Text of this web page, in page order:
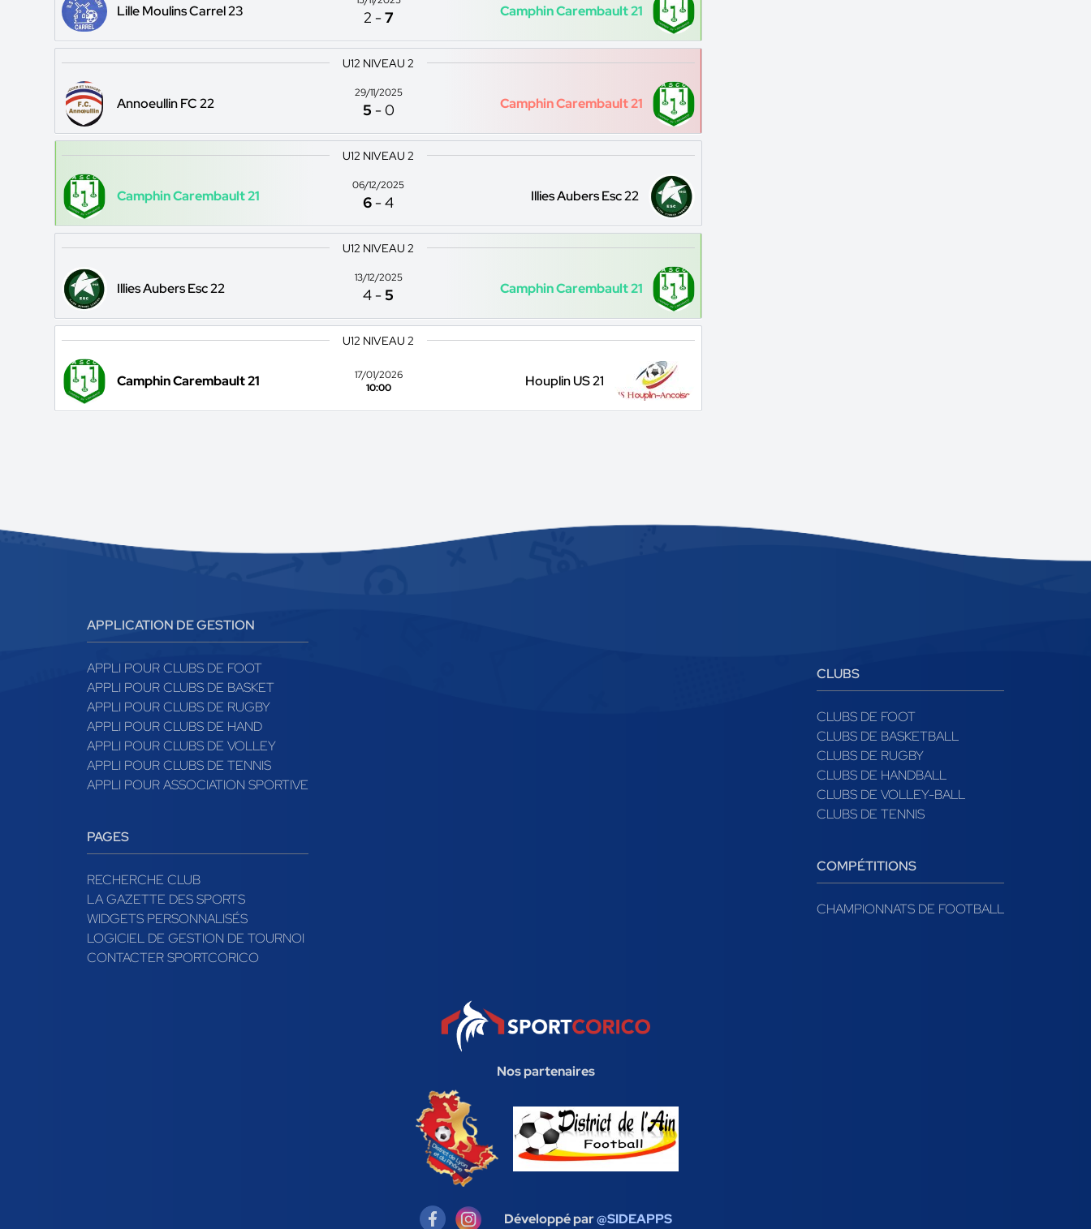
Lille Moulins Carrel 23 2 -7 Camphin Carembault 21
U12 NIVEAU 2
Annoeullin FC 22
29/11/2025
5 -0 Camphin Carembault 21
U12 NIVEAU 2
Camphin Carembault 21
06/12/2025
6 -4 Illies Aubers Esc 22
U12 NIVEAU 2
Illies Aubers Esc 22
13/12/2025
4 -5 Camphin Carembault 21
U12 NIVEAU 2
Camphin Carembault 21
17/01/2026
10:00
Houplin US 21
APPLICATION DE GESTION
APPLI POUR CLUBS DE FOOT
APPLI POUR CLUBS DE BASKET
APPLI POUR CLUBS DE RUGBY
APPLI POUR CLUBS DE HAND
APPLI POUR CLUBS DE VOLLEY
APPLI POUR CLUBS DE TENNIS
APPLI POUR ASSOCIATION SPORTIVE
PAGES
RECHERCHE CLUB
LA GAZETTE DES SPORTS
WIDGETS PERSONNALISÉS
LOGICIEL DE GESTION DE TOURNOI
CONTACTER SPORTCORICO
CLUBS
CLUBS DE FOOT
CLUBS DE BASKETBALL
CLUBS DE RUGBY
CLUBS DE HANDBALL
CLUBS DE VOLLEY-BALL
CLUBS DE TENNIS
COMPÉTITIONS
CHAMPIONNATS DE FOOTBALL
Nos partenaires
Développé par@SIDEAPPS